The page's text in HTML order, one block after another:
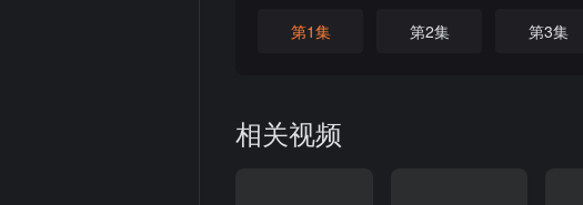
第1集 第2集 第3集
相关视频